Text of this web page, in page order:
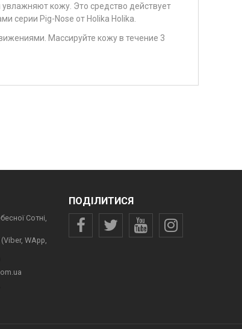
увлажняют кожу. Это средство действует
серии Pig-Nose от Holika Holika.
Массируйте кожу в течение 3
Сотні,
WApp,
ПОДІЛИТИСЯ